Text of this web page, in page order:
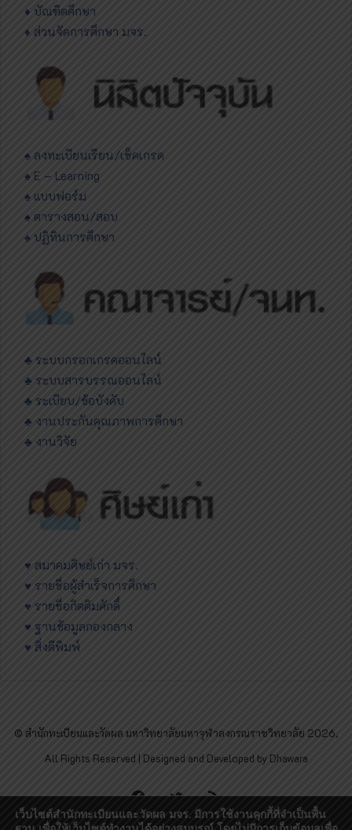
♦ บัณฑิตศึกษา
♦ ส่วนจัดการศึกษา มจร.
♠ ลงทะเบียนเรียน/เช็คเกรด
♠ E – Learning
♠ แบบฟอร์ม
♠ ตารางสอน/สอบ
♠ ปฏิทินการศึกษา
♣ ระบบกรอกเกรดออนไลน์
♣ ระบบสารบรรณออนไลน์
♣ ระเบียบ/ข้อบังคับ
♣ งานประกันคุณภาพการศึกษา
♣ งานวิจัย
♥ สมาคมศิษย์เก่า มจร.
♥ รายชื่อผู้สำเร็จการศึกษา
♥ รายชื่อกิตติมศักดิ์
♥ ฐานข้อมูลกองกลาง
♥ สิ่งตีพิมพ์
© สำนักทะเบียนและวัดผล มหาวิทยาลัยมหาจุฬาลงกรณราชวิทยาลัย 2026,
All Rights Reserved | Designed and Developed by Dhawara
FacebookTwitterRSS
เว็บไซต์สำนักทะเบียนและวัดผล มจร. มีการใช้งานคุกกี้ที่จำเป็นพื้น